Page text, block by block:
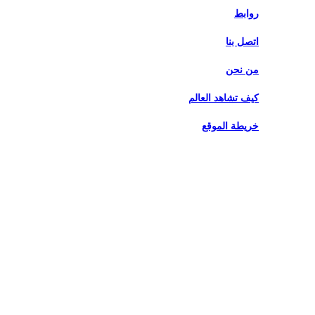
روابط
اتصل بنا
من نحن
كيف تشاهد العالم
خريطة الموقع